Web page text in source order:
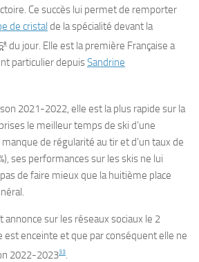
Ce succès lui permet de remporter
de cristal de la spécialité devant la
e du jour. Elle est la première Française a
particulier depuisSandrine
2021-2022, elle est la plus rapide sur la
le meilleur temps de ski d’une
de régularité au tir et d’un taux de
ses performances sur les skis ne lui
de faire mieux que la huitième place
annonce sur les réseaux sociaux le 2
est enceinte et que par conséquent elle ne
2022-202333.